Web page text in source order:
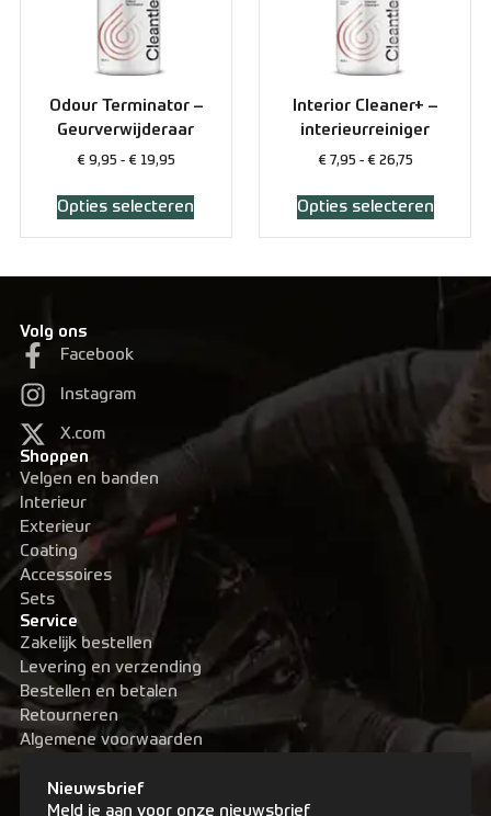
Odour Terminator –
Geurverwijderaar
€9,95 - €19,95
Opties selecteren
Interior Cleaner+ –
interieurreiniger
€7,95 - €26,75
Opties selecteren
Volg ons
Facebook
Instagram
X.com
Shoppen
Velgen en banden
Interieur
Exterieur
Coating
Accessoires
Sets
Service
Zakelijk bestellen
Levering en verzending
Bestellen en betalen
Retourneren
Algemene voorwaarden
Nieuwsbrief
Meld je aan voor onze nieuwsbrief